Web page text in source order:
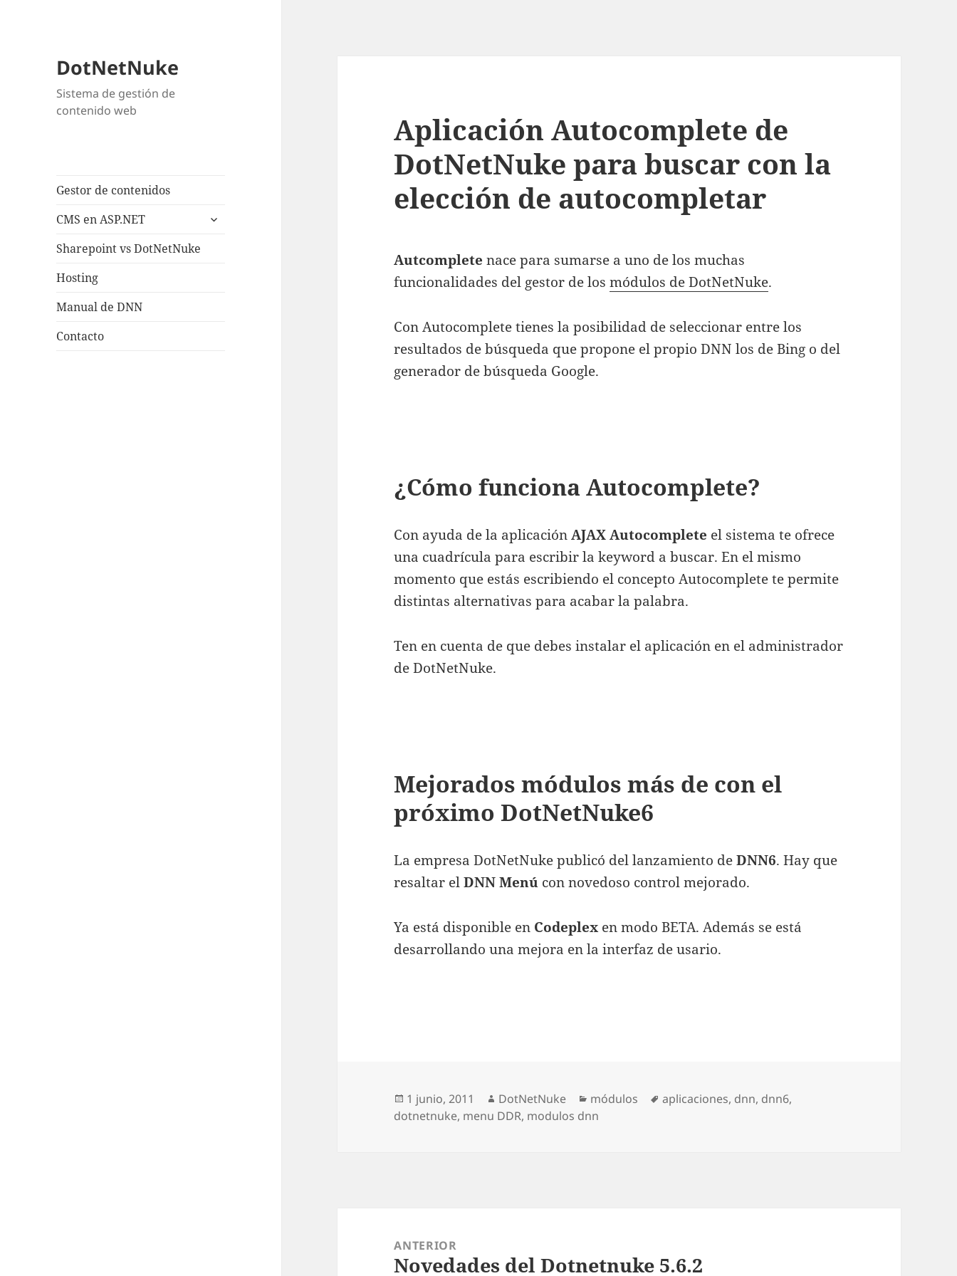
DotNetNuke
Sistema de gestión de
contenido web
Gestor de contenidos
CMS en ASP.NET
expande
Sharepoint vs DotNetNuke
Hosting
Manual de DNN
Contacto
Aplicación Autocomplete de
DotNetNuke para buscar con la
elección de autocompletar
Autcomplete nace para sumarse a uno de los muchas
funcionalidades del gestor de losmódulos de DotNetNuke.
Con Autocomplete tienes la posibilidad de seleccionar entre los
resultados de búsqueda que propone el propio DNN los de Bing o del
generador de búsqueda Google.
¿Cómo funciona Autocomplete?
Con ayuda de la aplicaciónAJAX Autocomplete el sistema te ofrece
una cuadrícula para escribir la keyword a buscar. En el mismo
momento que estás escribiendo el concepto Autocomplete te permite
distintas alternativas para acabar la palabra.
Ten en cuenta de que debes instalar el aplicación en el administrador
de DotNetNuke.
Mejorados módulos más de con el
próximo DotNetNuke6
La empresa DotNetNuke publicó del lanzamiento deDNN6. Hay que
resaltar elDNN Menú con novedoso control mejorado.
Ya está disponible en Codeplexen modo BETA. Además se está
desarrollando una mejora en la interfaz de usario.
Publicado
el
1 junio, 2011 Autor
DotNetNuke Categorías
módulos Etiquetas
aplicaciones, dnn, dnn6,
dotnetnuke, menu DDR, modulos dnn
entradas
ANTERIOR
Entrada
Novedades del Dotnetnuke 5.6.2